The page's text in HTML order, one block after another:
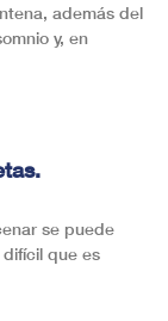
además del
y, en
se puede
que es